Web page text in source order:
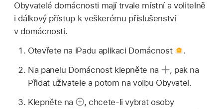
Obyvatelé domácnosti mají trvale místní a volitelně
i dálkový přístup k veškerému příslušenství
v domácnosti.
Otevřete na iPadu aplikaci Domácnost
.
Na panelu Domácnost klepněte na
, pak na
Přidat uživatele a potom na volbu Obyvatel.
Klepněte na
, chcete‑li vybrat osoby